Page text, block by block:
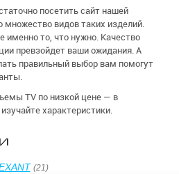
посетить сайт нашей
множество видов таких изделий.
именно то, что нужно. Качество
превзойдет ваши ожидания. А
правильный выбор вам помогут
TV по низкой цене — в
характеристики.
(21)